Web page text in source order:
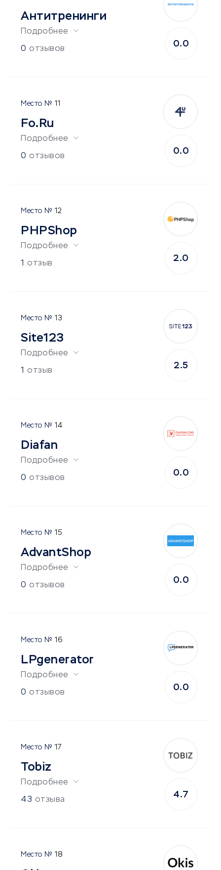
Антитренинги
Подробнее
0 отзывов
0.0
11
Fo.Ru
Подробнее
0 отзывов
0.0
12
PHPShop
Подробнее
1 отзыв
2.0
13
Site123
Подробнее
1 отзыв
2.5
14
Diafan
Подробнее
0 отзывов
0.0
15
AdvantShop
Подробнее
0 отзывов
0.0
16
LPgenerator
Подробнее
0 отзывов
0.0
17
Tobiz
Подробнее
43 отзыва
4.7
18